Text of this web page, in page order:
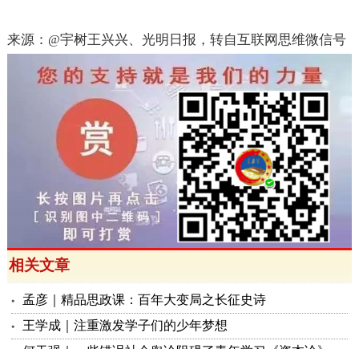
来源： @宇树王兴兴、光明日报，转自互联网思维微信号
相关文章
孟彦｜精品思政课：百年大变局之长征史诗
王学成｜注重激发学子们的少年梦想